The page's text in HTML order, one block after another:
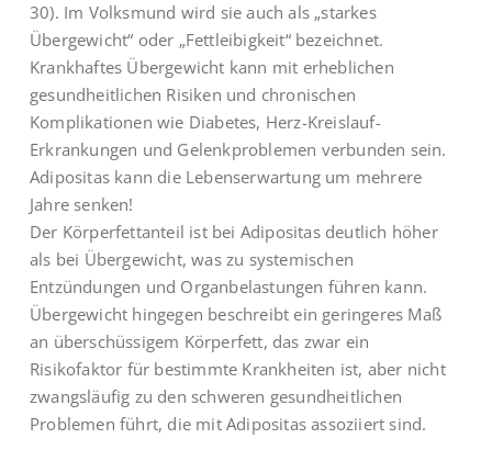
30). Im Volksmund wird sie auch als „starkes
Übergewicht“ oder „Fettleibigkeit“ bezeichnet.
Krankhaftes Übergewicht kann mit erheblichen
gesundheitlichen Risiken und chronischen
Komplikationen wie Diabetes, Herz-Kreislauf-
Erkrankungen und Gelenkproblemen verbunden sein.
Adipositas kann die Lebenserwartung um mehrere
Jahre senken!
Der Körperfettanteil ist bei Adipositas deutlich höher
als bei Übergewicht, was zu systemischen
Entzündungen und Organbelastungen führen kann.
Übergewicht hingegen beschreibt ein geringeres Maß
an überschüssigem Körperfett, das zwar ein
Risikofaktor für bestimmte Krankheiten ist, aber nicht
zwangsläufig zu den schweren gesundheitlichen
Problemen führt, die mit Adipositas assoziiert sind.